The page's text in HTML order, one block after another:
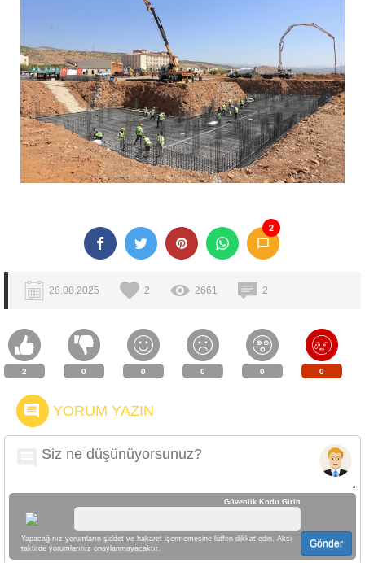
2
28.08.2025 2 2661 2
2 0 0 0 0 0
YORUM YAZIN
Güvenlik Kodu Girin
Yapacağınız yorumların şiddet ve hakaret içermemesine lütfen dikkat edin. Aksi
taktirde yorumlarınız onaylanmayacaktır.
Gönder